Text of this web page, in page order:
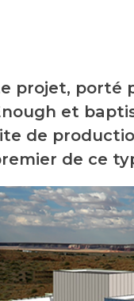
projet, porté
et
de
de ce